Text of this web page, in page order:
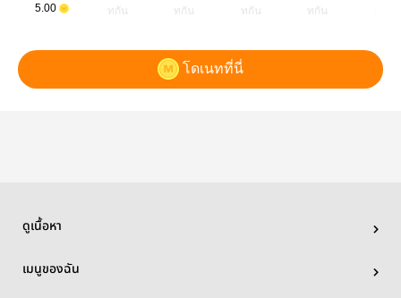
5.00
ทกัน
ทกัน
ทกัน
ทกัน
โดเนทที่นี่
ดูเนื้อหา
เมนูของฉัน